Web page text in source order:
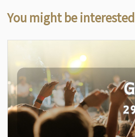
You might be interested